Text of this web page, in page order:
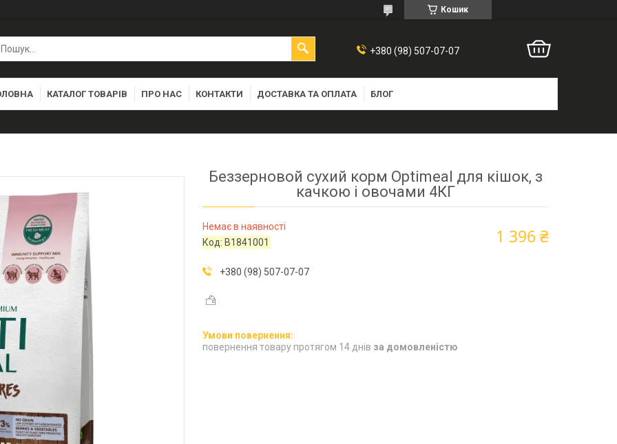
Кошик
+380 (98) 507-07-07
КАТАЛОГ ТОВАРІВ ПРО НАС КОНТАКТИ ДОСТАВКА ТА ОПЛАТА БЛОГ
Беззерновой сухий корм Optimeal для кішок, з
качкою і овочами 4КГ
Немає в наявності
Код: B1841001 1 396 ₴
+380 (98) 507-07-07
повернення товару протягом 14 днів за домовленістю